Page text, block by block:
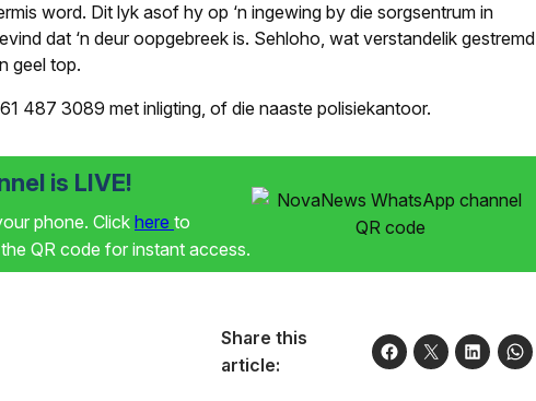
word. Dit lyk asof hy op ‘n ingewing by die sorgsentrum in
dat ‘n deur oopgebreek is. Sehloho, wat verstandelik gestremd
geel top.
487 3089 met inligting, of die naaste polisiekantoor.
is LIVE!
phone. Click here to
QR code for instant access.
Share this
article: